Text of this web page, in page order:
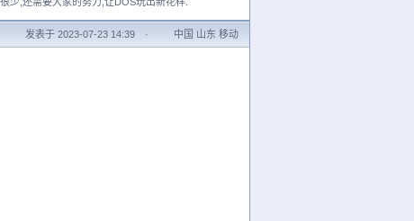
发表于 2023-07-23 14:39 · 中国 山东 移动